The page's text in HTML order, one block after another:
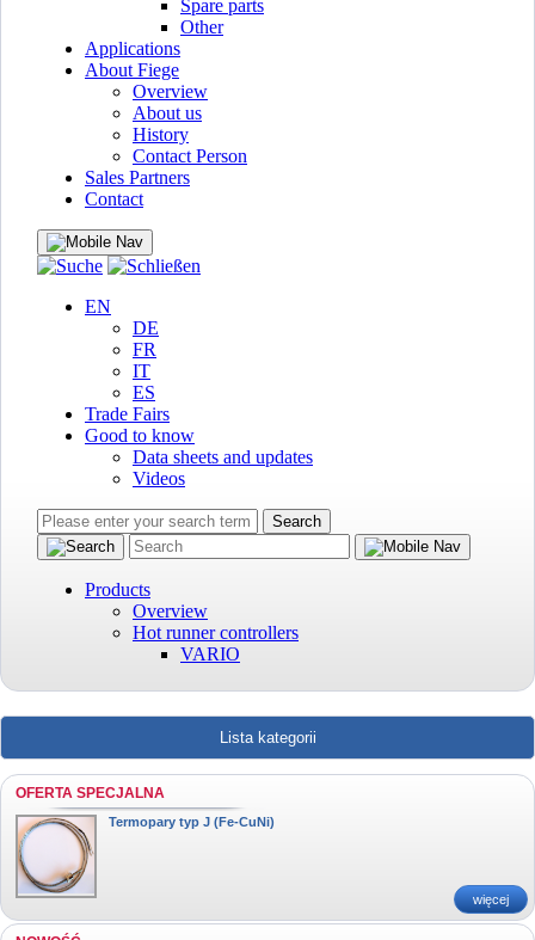
Lista kategorii
OFERTA SPECJALNA
Termopary typ J (Fe-CuNi)
więcej